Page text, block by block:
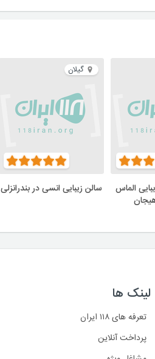
الماس
گیلان
سالن زیبایی انسی در بندرانزلی
لینک ها
تعرفه های ۱۱۸ ایران
پرداخت آنلاین